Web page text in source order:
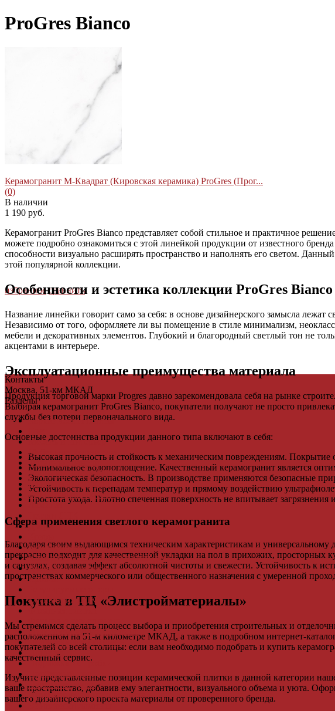
ProGres Bianco
избранное сравнить
Керамогранит М-Квадрат (Кировская керамика) ProGres (Прог...
(0)
В наличии
1 190 руб.
Керамогранит ProGres Bianco представляет собой стильное и практичное
можете подробно ознакомиться с этой линейкой продукции от известного
способности визуально расширять пространство и наполнять его светом.
этой популярной коллекции.
Особенности и эстетика коллекции ProGres Bianco
Название линейки говорит само за себя: в основе дизайнерского замысла
Независимо от того, оформляете ли вы помещение в стиле минимализм,
мебели и декоративных элементов. Глубокий и благородный светлый тон не
акцентами в интерьере.
Эксплуатационные преимущества материала
Продукция торговой марки Progres давно зарекомендовала себя на рынке
Выбирая керамогранит ProGres Bianco, покупатели получают не просто
службы без потери первоначального вида.
Основные достоинства продукции данного типа включают в себя:
Высокая прочность и стойкость к механическим повреждениям.
Минимальное водопоглощение. Качественный керамогранит является
Экологическая безопасность. В производстве применяются безопасные
Устойчивость к перепадам температур и прямому воздействию
Простота ухода. Плотно спеченная поверхность не впитывает
Сфера применения светлого керамогранита
Благодаря своим выдающимся техническим характеристикам и
прекрасно подходит для качественной укладки на пол в прихожих, просторных
и санузлах, создавая эффект абсолютной чистоты и свежести. Устойчивость к
пространствах коммерческого или общественного назначения с умеренной
Покупка в ТЦ «Элистройматериалы»
Мы стремимся сделать процесс выбора и приобретения строительных и
расположенном на 51-м километре МКАД, а также в подробном интернет-
покупателей со всей столицы: если вам необходимо подобрать и купить
качественный сервис.
Изучите представленные позиции керамической плитки в данной категории
ваше пространство, добавив ему элегантности, визуального объема и уюта.
вашего дизайнерского проекта материалы от проверенного бренда.
Контакты
Москва, 51-км МКАД
Разделы
Керамическая плитка
Мебель и Интерьер
Мебельная фурнитура
Фасадные панели
Террасная доска ДПК
Виниловый сайдинг
Водосточная система
Ламинат
Двери
Комплектующие
Клей для паркета и массивной доски
Дверная фурнитура
Кровля
Ступени из ДПК
Фасадная плитка
Фиброцементный Сайдинг
Подложка для ламината
Плинтус
Подложка из пробки
Пробковый пол
Паркетная доска
Инженерная паркетная доска
Виниловый ламинат